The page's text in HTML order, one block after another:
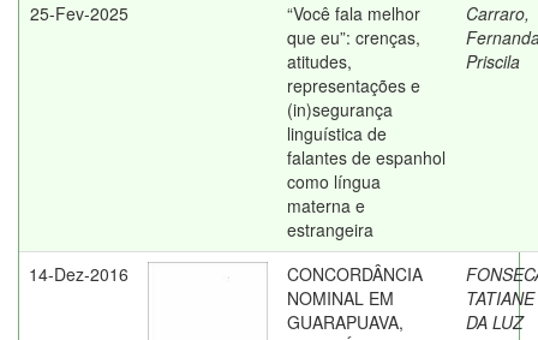
25-Fev-2025
“Você fala melhor
que eu”: crenças,
atitudes,
representações e
(in)segurança
linguística de
falantes de espanhol
como língua
materna e
estrangeira
Carraro,
Priscila
14-Dez-2016
CONCORDÂNCIA
NOMINAL EM
GUARAPUAVA,
TATIANE
DA LUZ